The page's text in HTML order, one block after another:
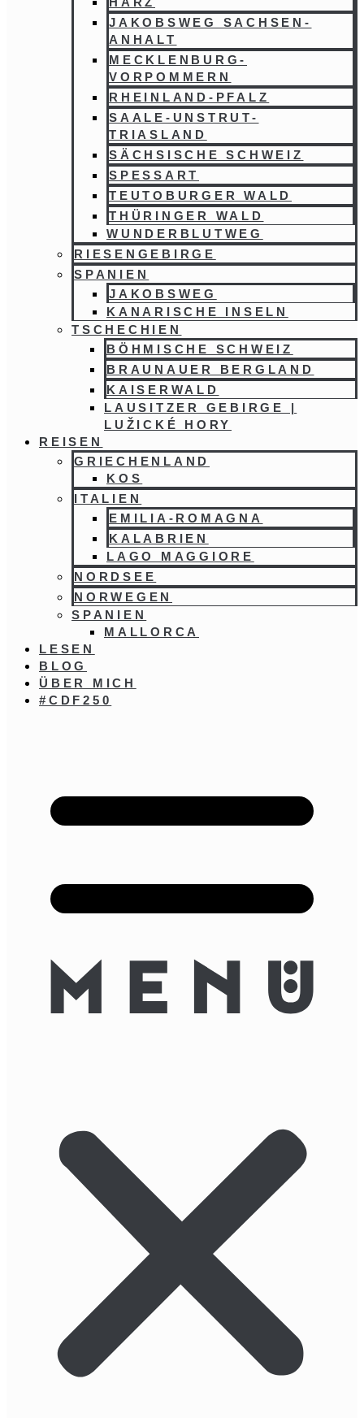
JAKOBSWEG SACHSEN-
ANHALT
MECKLENBURG-
VORPOMMERN
RHEINLAND-PFALZ
SAALE-UNSTRUT-
TRIASLAND
SÄCHSISCHE SCHWEIZ
SPESSART
TEUTOBURGER WALD
THÜRINGER WALD
WUNDERBLUTWEG
RIESENGEBIRGE
SPANIEN
JAKOBSWEG
KANARISCHE INSELN
TSCHECHIEN
BÖHMISCHE SCHWEIZ
BRAUNAUER BERGLAND
KAISERWALD
LAUSITZER GEBIRGE |
LUŽICKÉ HORY
REISEN
GRIECHENLAND
KOS
ITALIEN
EMILIA-ROMAGNA
KALABRIEN
LAGO MAGGIORE
NORDSEE
NORWEGEN
SPANIEN
MALLORCA
LESEN
BLOG
ÜBER MICH
#CDF250